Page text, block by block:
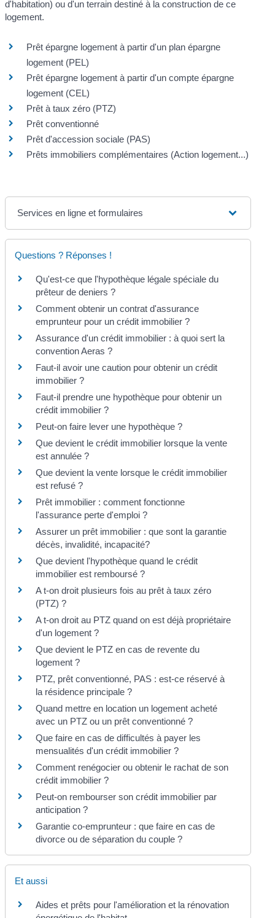
d'habitation) ou d'un terrain destiné à la construction de ce
logement.
Prêt épargne logement à partir d'un plan épargne
logement (PEL)
Prêt épargne logement à partir d'un compte épargne
logement (CEL)
Prêt à taux zéro (PTZ)
Prêt conventionné
Prêt d'accession sociale (PAS)
Prêts immobiliers complémentaires (Action logement...)
Services en ligne et formulaires
Questions ? Réponses !
Qu'est-ce que l'hypothèque légale spéciale du
prêteur de deniers ?
Comment obtenir un contrat d'assurance
emprunteur pour un crédit immobilier ?
Assurance d'un crédit immobilier : à quoi sert la
convention Aeras ?
Faut-il avoir une caution pour obtenir un crédit
immobilier ?
Faut-il prendre une hypothèque pour obtenir un
crédit immobilier ?
Peut-on faire lever une hypothèque ?
Que devient le crédit immobilier lorsque la vente
est annulée ?
Que devient la vente lorsque le crédit immobilier
est refusé ?
Prêt immobilier : comment fonctionne
l'assurance perte d'emploi ?
Assurer un prêt immobilier : que sont la garantie
décès, invalidité, incapacité?
Que devient l'hypothèque quand le crédit
immobilier est remboursé ?
A t-on droit plusieurs fois au prêt à taux zéro
(PTZ) ?
A t-on droit au PTZ quand on est déjà propriétaire
d'un logement ?
Que devient le PTZ en cas de revente du
logement ?
PTZ, prêt conventionné, PAS : est-ce réservé à
la résidence principale ?
Quand mettre en location un logement acheté
avec un PTZ ou un prêt conventionné ?
Que faire en cas de difficultés à payer les
mensualités d'un crédit immobilier ?
Comment renégocier ou obtenir le rachat de son
crédit immobilier ?
Peut-on rembourser son crédit immobilier par
anticipation ?
Garantie co-emprunteur : que faire en cas de
divorce ou de séparation du couple ?
Et aussi
Aides et prêts pour l'amélioration et la rénovation